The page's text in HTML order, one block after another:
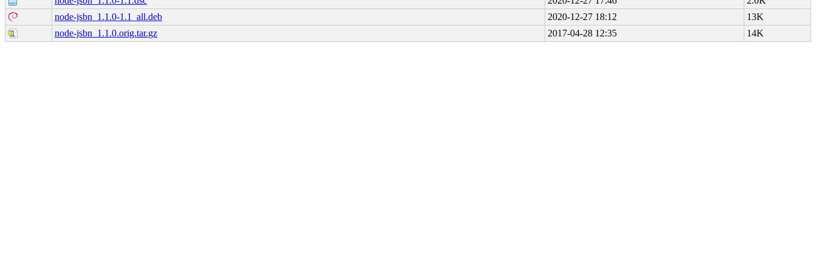
node-jsbn_1.1.0-1.1_all.deb
2020-12-27 18:12
13K
node-jsbn_1.1.0.orig.tar.gz
2017-04-28 12:35 14K